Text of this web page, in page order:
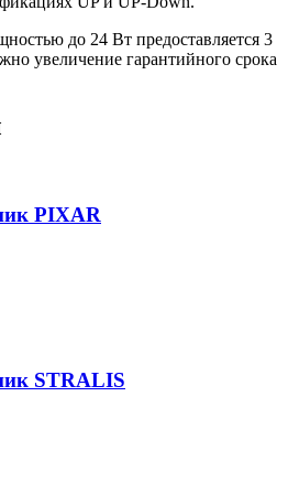
до 24 Вт предоставляется 3
увеличение гарантийного срока
PIXAR
STRALIS